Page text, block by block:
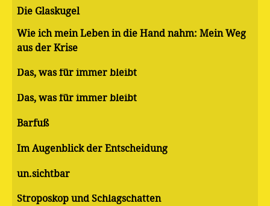
Die Glaskugel
Wie ich mein Leben in die Hand nahm: Mein Weg
aus der Krise
Das, was für immer bleibt
Das, was für immer bleibt
Barfuß
Im Augenblick der Entscheidung
un.sichtbar
Stroposkop und Schlagschatten